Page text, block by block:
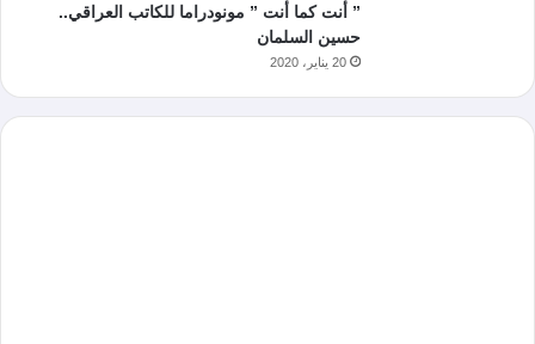
” أنت كما أنت ” مونودراما للكاتب العراقي..
حسين السلمان
20 يناير، 2020